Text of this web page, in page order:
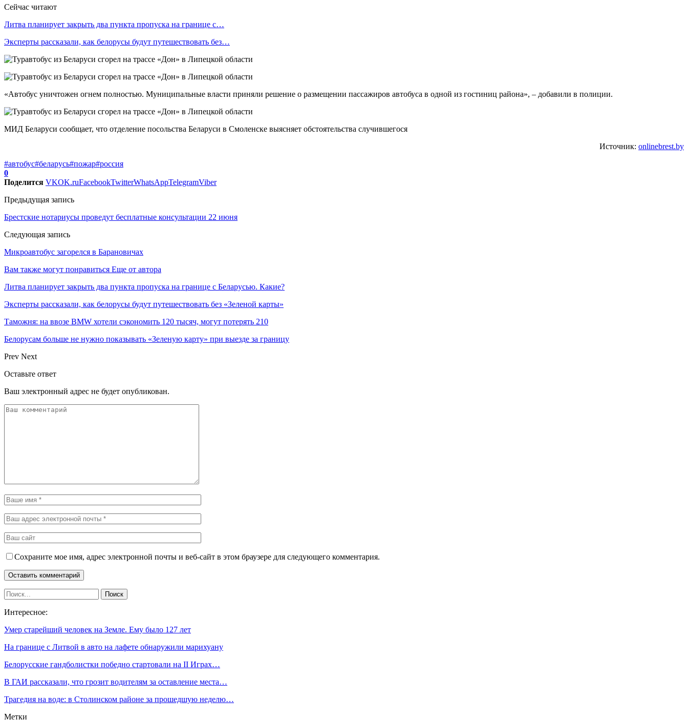
Сейчас читают
Литва планирует закрыть два пункта пропуска на границе с…
Эксперты рассказали, как белорусы будут путешествовать без…
«Автобус уничтожен огнем полностью. Муниципальные власти приняли решение о размещении пассажиров автобуса в одной из гостиниц района», – добавили в полиции.
МИД Беларуси сообщает, что отделение посольства Беларуси в Смоленске выясняет обстоятельства случившегося
Источник: onlinebrest.by
#автобус#беларусь#пожар#россия
0
Поделится VKOK.ruFacebookTwitterWhatsAppTelegramViber
Предыдущая запись
Брестские нотариусы проведут бесплатные консультации 22 июня
Следующая запись
Микроавтобус загорелся в Барановичах
Вам также могут понравиться Еще от автора
Литва планирует закрыть два пункта пропуска на границе с Беларусью. Какие?
Эксперты рассказали, как белорусы будут путешествовать без «Зеленой карты»
Таможня: на ввозе BMW хотели сэкономить 120 тысяч, могут потерять 210
Белорусам больше не нужно показывать «Зеленую карту» при выезде за границу
Prev Next
Оставьте ответ
Ваш электронный адрес не будет опубликован.
Сохраните мое имя, адрес электронной почты и веб-сайт в этом браузере для следующего комментария.
Интересное:
Умер старейший человек на Земле. Ему было 127 лет
На границе с Литвой в авто на лафете обнаружили марихуану
Белорусские гандболистки победно стартовали на II Играх…
В ГАИ рассказали, что грозит водителям за оставление места…
Трагедия на воде: в Столинском районе за прошедшую неделю…
Метки